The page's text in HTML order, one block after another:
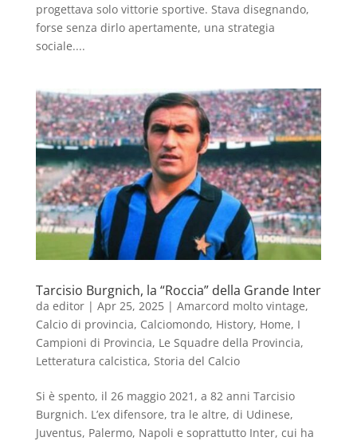
progettava solo vittorie sportive. Stava disegnando,
forse senza dirlo apertamente, una strategia
sociale....
Tarcisio Burgnich, la “Roccia” della Grande Inter
da editor| Apr 25, 2025| Amarcord molto vintage,
Calcio di provincia, Calciomondo, History, Home, I
Campioni di Provincia, Le Squadre della Provincia,
Letteratura calcistica, Storia del Calcio
Si è spento, il 26 maggio 2021, a 82 anni Tarcisio
Burgnich. L’ex difensore, tra le altre, di Udinese,
Juventus, Palermo, Napoli e soprattutto Inter, cui ha